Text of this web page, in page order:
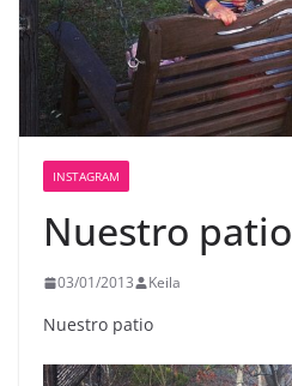
INSTAGRAM
Nuestro patio
03/01/2013 Keila
Nuestro patio